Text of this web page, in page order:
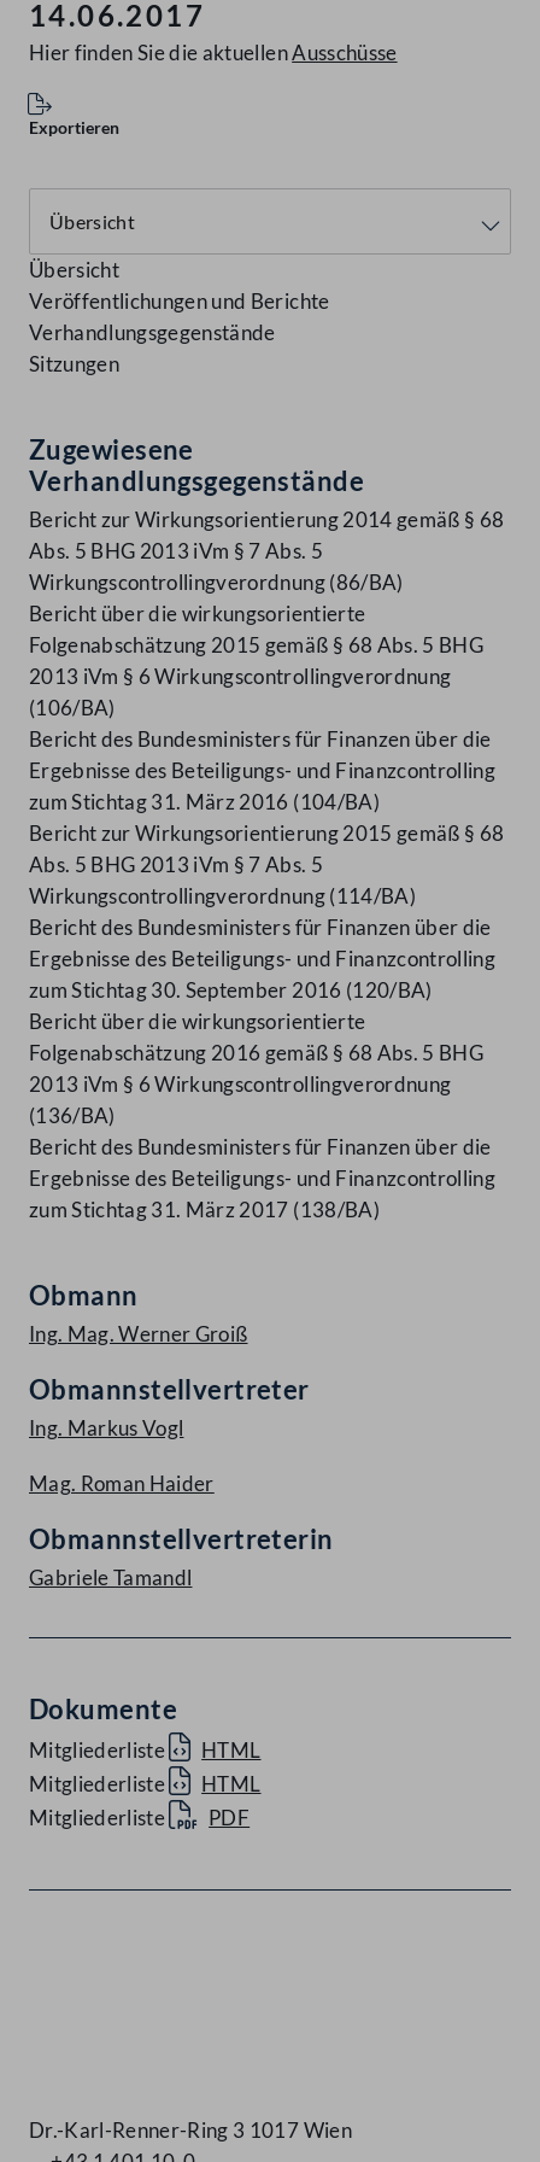
14.06.2017
Hier finden Sie die aktuellenAusschüsse
Exportieren
Übersicht
Veröffentlichungen und Berichte
Verhandlungsgegenstände
Sitzungen
Zugewiesene
Verhandlungsgegenstände
Bericht zur Wirkungsorientierung 2014 gemäß § 68
Abs. 5 BHG 2013 iVm § 7 Abs. 5
Wirkungscontrollingverordnung (86/BA)
Bericht über die wirkungsorientierte
Folgenabschätzung 2015 gemäß § 68 Abs. 5 BHG
2013 iVm § 6 Wirkungscontrollingverordnung
(106/BA)
Bericht des Bundesministers für Finanzen über die
Ergebnisse des Beteiligungs- und Finanzcontrolling
zum Stichtag 31. März 2016 (104/BA)
Bericht zur Wirkungsorientierung 2015 gemäß § 68
Abs. 5 BHG 2013 iVm § 7 Abs. 5
Wirkungscontrollingverordnung (114/BA)
Bericht des Bundesministers für Finanzen über die
Ergebnisse des Beteiligungs- und Finanzcontrolling
zum Stichtag 30. September 2016 (120/BA)
Bericht über die wirkungsorientierte
Folgenabschätzung 2016 gemäß § 68 Abs. 5 BHG
2013 iVm § 6 Wirkungscontrollingverordnung
(136/BA)
Bericht des Bundesministers für Finanzen über die
Ergebnisse des Beteiligungs- und Finanzcontrolling
zum Stichtag 31. März 2017 (138/BA)
Obmann
Ing. Mag. Werner Groiß
Obmannstellvertreter
Ing. Markus Vogl
Mag. Roman Haider
Obmannstellvertreterin
Gabriele Tamandl
Dokumente
Mitgliederliste
HTML
Mitgliederliste
HTML
Mitgliederliste
PDF
Dr.-Karl-Renner-Ring 3 1017 Wien